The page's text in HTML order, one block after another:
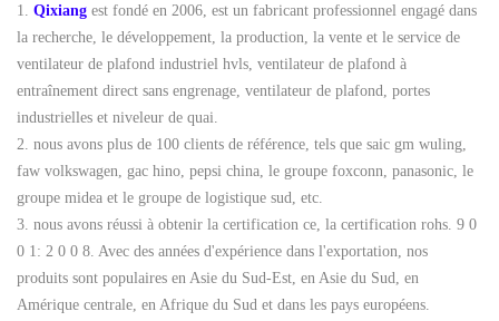
1. Qixiang est fondé en 2006, est un fabricant professionnel engagé dans
la recherche, le développement, la production, la vente et le service de
ventilateur de plafond industriel hvls, ventilateur de plafond à
entraînement direct sans engrenage, ventilateur de plafond, portes
industrielles et niveleur de quai.
2. nous avons plus de 100 clients de référence, tels que saic gm wuling,
faw volkswagen, gac hino, pepsi china, le groupe foxconn, panasonic, le
groupe midea et le groupe de logistique sud, etc.
3. nous avons réussi à obtenir la certification ce, la certification rohs. 9 0
0 1: 2 0 0 8. Avec des années d'expérience dans l'exportation, nos
produits sont populaires en Asie du Sud-Est, en Asie du Sud, en
Amérique centrale, en Afrique du Sud et dans les pays européens.